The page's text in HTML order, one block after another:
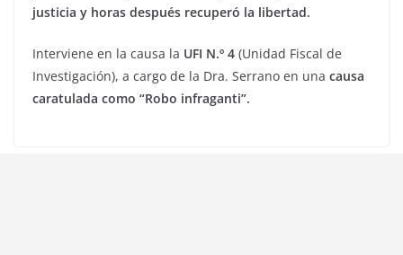
justicia y horas después recuperó la libertad.
Interviene en la causa la UFI N.º 4 (Unidad Fiscal de
Investigación), a cargo de la Dra. Serrano en una causa
caratulada como “Robo infraganti”.